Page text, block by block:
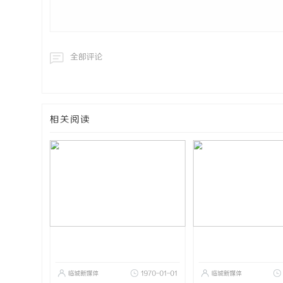
全部评论
相关阅读
临城新媒体 1970-01-01 临城新媒体